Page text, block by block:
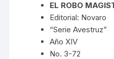
EL ROBO
Editorial: Novaro
“Serie Avestruz”
Año XIV
No. 3-72